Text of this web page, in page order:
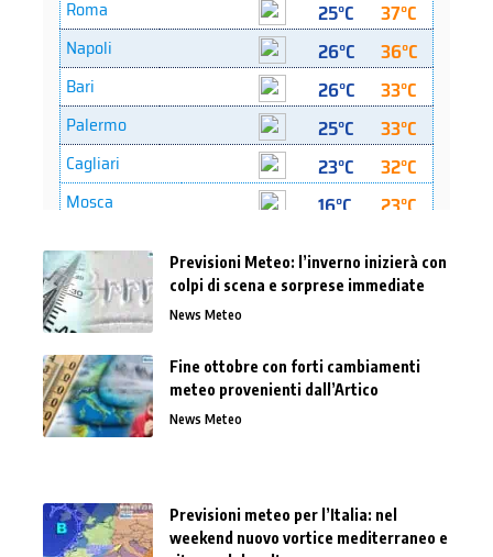
Previsioni Meteo: l’inverno inizierà con
colpi di scena e sorprese immediate
News Meteo
Fine ottobre con forti cambiamenti
meteo provenienti dall’Artico
News Meteo
Previsioni meteo per l’Italia: nel
weekend nuovo vortice mediterraneo e